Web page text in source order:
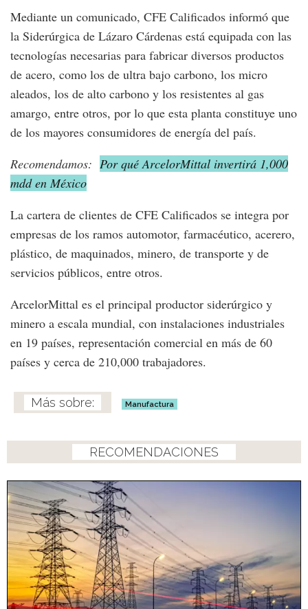
Mediante un comunicado, CFE Calificados informó que
la Siderúrgica de Lázaro Cárdenas está equipada con las
tecnologías necesarias para fabricar diversos productos
de acero, como los de ultra bajo carbono, los micro
aleados, los de alto carbono y los resistentes al gas
amargo, entre otros, por lo que esta planta constituye uno
de los mayores consumidores de energía del país.
Recomendamos: Por qué ArcelorMittal invertirá 1,000
mdd en México
La cartera de clientes de CFE Calificados se integra por
empresas de los ramos automotor, farmacéutico, acerero,
plástico, de maquinados, minero, de transporte y de
servicios públicos, entre otros.
ArcelorMittal es el principal productor siderúrgico y
minero a escala mundial, con instalaciones industriales
en 19 países, representación comercial en más de 60
países y cerca de 210,000 trabajadores.
Manufactura
RECOMENDACIONES